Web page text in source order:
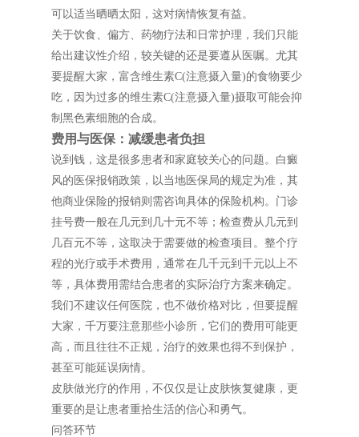
可以适当晒晒太阳，这对病情恢复有益。
关于饮食、偏方、药物疗法和日常护理，我们只能
给出建议性介绍，较关键的还是要遵从医嘱。尤其
要提醒大家，富含维生素C(注意摄入量)的食物要少
吃，因为过多的维生素C(注意摄入量)摄取可能会抑
制黑色素细胞的合成。
费用与医保：减缓患者负担
说到钱，这是很多患者和家庭较关心的问题。白癜
风的医保报销政策，以当地医保局的规定为准，其
他商业保险的报销则需咨询具体的保险机构。门诊
挂号费一般在几元到几十元不等；检查费从几元到
几百元不等，这取决于需要做的检查项目。整个疗
程的光疗或手术费用，通常在几千元到千元以上不
等，具体费用需结合患者的实际治疗方案来确定。
我们不建议任何医院，也不做价格对比，但要提醒
大家，千万要注意那些小诊所，它们的费用可能更
高，而且往往不正规，治疗的效果也得不到保护，
甚至可能延误病情。
皮肤做光疗的作用，不仅仅是让皮肤恢复健康，更
重要的是让患者重拾生活的信心和勇气。
问答环节